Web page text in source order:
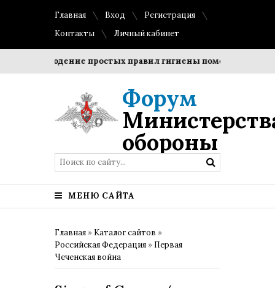
Главная Вход
Регистрация
Контакты
Личный кабинет
Соблюдение простых правил гигиены помогает
Форум
обороны
МЕНЮ САЙТА
Главная » Каталог сайтов »
Российская Федерация » Первая
Чеченская война